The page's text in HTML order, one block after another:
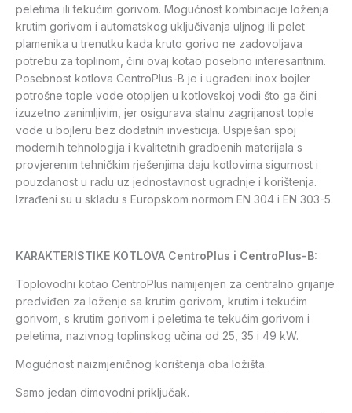
peletima ili tekućim gorivom. Mogućnost kombinacije loženja
krutim gorivom i automatskog uključivanja uljnog ili pelet
plamenika u trenutku kada kruto gorivo ne zadovoljava
potrebu za toplinom, čini ovaj kotao posebno interesantnim.
Posebnost kotlova CentroPlus-B je i ugrađeni inox bojler
potrošne tople vode otopljen u kotlovskoj vodi što ga čini
izuzetno zanimljivim, jer osigurava stalnu zagrijanost tople
vode u bojleru bez dodatnih investicija. Uspješan spoj
modernih tehnologija i kvalitetnih gradbenih materijala s
provjerenim tehničkim rješenjima daju kotlovima sigurnost i
pouzdanost u radu uz jednostavnost ugradnje i korištenja.
Izrađeni su u skladu s Europskom normom EN 304 i EN 303-5.
KARAKTERISTIKE KOTLOVA CentroPlus i CentroPlus-B:
Toplovodni kotao CentroPlus namijenjen za centralno grijanje
predviđen za loženje sa krutim gorivom, krutim i tekućim
gorivom, s krutim gorivom i peletima te tekućim gorivom i
peletima, nazivnog toplinskog učina od 25, 35 i 49 kW.
Mogućnost naizmjeničnog korištenja oba ložišta.
Samo jedan dimovodni priključak.